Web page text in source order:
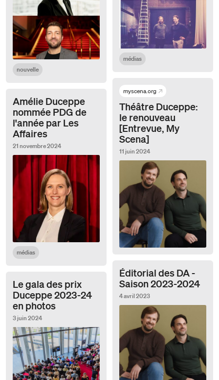
nouvelle
Amélie Duceppe
nommée PDG de
l'année par Les
Affaires
21 novembre 2024
médias
Le gala des prix
Duceppe 2023-24
en photos
3 juin 2024
médias
myscena.org
Théâtre Duceppe:
le renouveau
[Entrevue, My
Scena]
11 juin 2024
Éditorial des DA -
Saison 2023-2024
4 avril 2023